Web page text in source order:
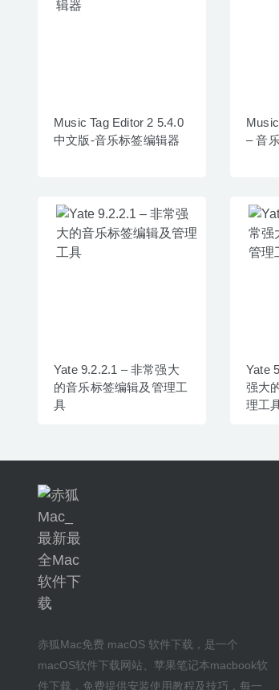
Music Tag Editor 2 5.4.0
中文版-音乐标签编辑器
– 音
Yate 9.2.2.1 – 非常强大
的音乐标签编辑及管理工
具
Yate
强大
理工
赤狐Mac免费 macOS 软件下载 ，是一个
macOS软件下载网站
苹果笔记本macbook软
件下载 ，免费提供安装使用教程及技巧 ，每一